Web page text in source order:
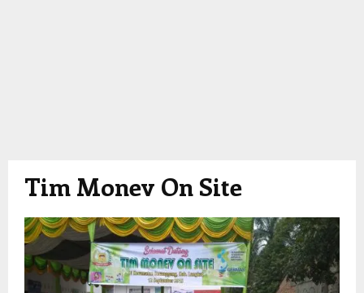
Tim Monev On Site